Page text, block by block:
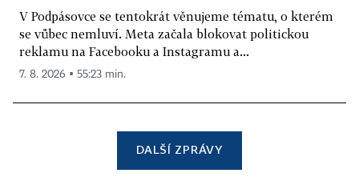
V Podpásovce se tentokrát věnujeme tématu, o kterém
se vůbec nemluví. Meta začala blokovat politickou
reklamu na Facebooku a Instagramu a...
7. 8. 2026 ▪ 55:23 min.
DALŠÍ ZPRÁVY